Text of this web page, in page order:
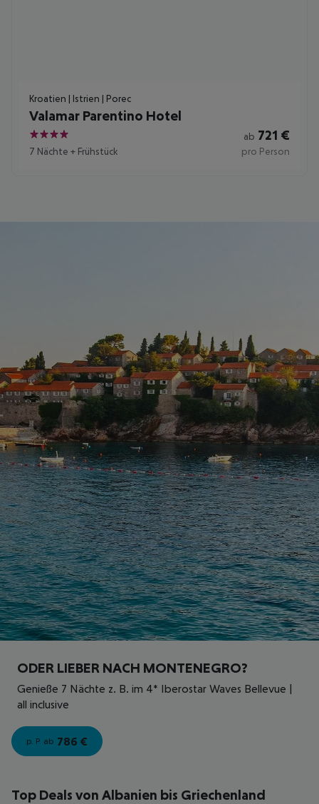
Kroatien | Istrien | Porec
Valamar Parentino Hotel
4
7 Nächte + Frühstück
ab 721 €
pro Person
ODER LIEBER NACH MONTENEGRO?
Genieße 7 Nächte z. B. im 4* Iberostar Waves Bellevue |
all inclusive
p. P. ab 786 €
Top Deals von Albanien bis Griechenland